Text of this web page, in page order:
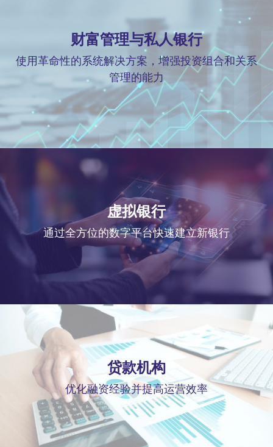
财富管理与私人银行
使用革命性的系统解决方案，增强投资组合和关系
管理的能力
虚拟银行
通过全方位的数字平台快速建立新银行
贷款机构
优化融资经验并提高运营效率